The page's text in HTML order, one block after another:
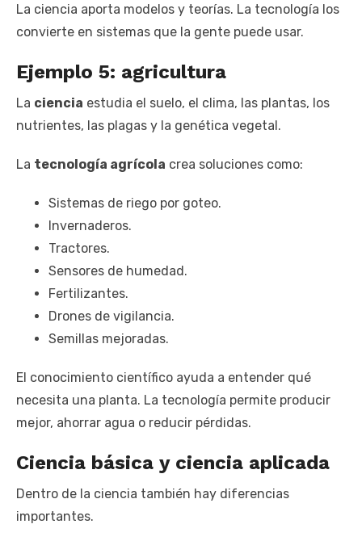
La ciencia aporta modelos y teorías. La tecnología los
convierte en sistemas que la gente puede usar.
Ejemplo 5: agricultura
La ciencia estudia el suelo, el clima, las plantas, los
nutrientes, las plagas y la genética vegetal.
La tecnología agrícola crea soluciones como:
Sistemas de riego por goteo.
Invernaderos.
Tractores.
Sensores de humedad.
Fertilizantes.
Drones de vigilancia.
Semillas mejoradas.
El conocimiento científico ayuda a entender qué
necesita una planta. La tecnología permite producir
mejor, ahorrar agua o reducir pérdidas.
Ciencia básica y ciencia aplicada
Dentro de la ciencia también hay diferencias
importantes.